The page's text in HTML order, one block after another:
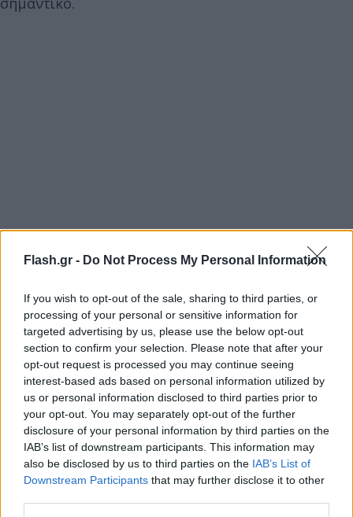
Flash.gr - Do Not Process My Personal Information
If you wish to opt-out of the sale, sharing to third parties, or
processing of your personal or sensitive information for
targeted advertising by us, please use the below opt-out
section to confirm your selection. Please note that after your
opt-out request is processed you may continue seeing
interest-based ads based on personal information utilized by
us or personal information disclosed to third parties prior to
your opt-out. You may separately opt-out of the further
disclosure of your personal information by third parties on the
IAB’s list of downstream participants. This information may
also be disclosed by us to third parties on the IAB’s List of
Downstream Participants that may further disclose it to other